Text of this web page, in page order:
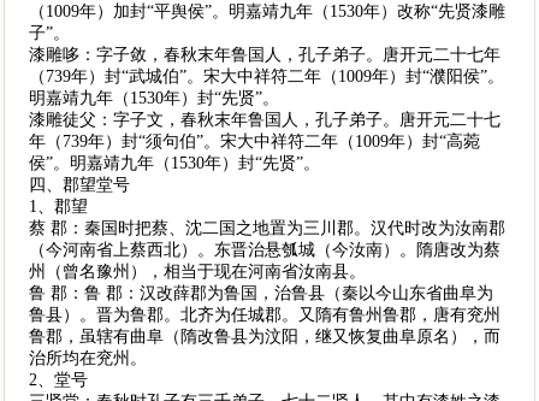
（1009年）加封“平舆侯”。明嘉靖九年（1530年）改称“先贤漆雕
子”。
漆雕哆：字子敛，春秋末年鲁国人，孔子弟子。唐开元二十七年
（739年）封“武城伯”。宋大中祥符二年（1009年）封“濮阳侯”。
明嘉靖九年（1530年）封“先贤”。
漆雕徒父：字子文，春秋末年鲁国人，孔子弟子。唐开元二十七
年（739年）封“须句伯”。宋大中祥符二年（1009年）封“高菀
侯”。明嘉靖九年（1530年）封“先贤”。
四、郡望堂号
1、郡望
蔡 郡：秦国时把蔡、沈二国之地置为三川郡。汉代时改为汝南郡
（今河南省上蔡西北）。东晋治悬瓠城（今汝南）。隋唐改为蔡
州（曾名豫州），相当于现在河南省汝南县。
鲁 郡：鲁 郡：汉改薛郡为鲁国，治鲁县（秦以今山东省曲阜为
鲁县）。晋为鲁郡。北齐为任城郡。又隋有鲁州鲁郡，唐有兖州
鲁郡，虽辖有曲阜（隋改鲁县为汶阳，继又恢复曲阜原名），而
治所均在兖州。
2、堂号